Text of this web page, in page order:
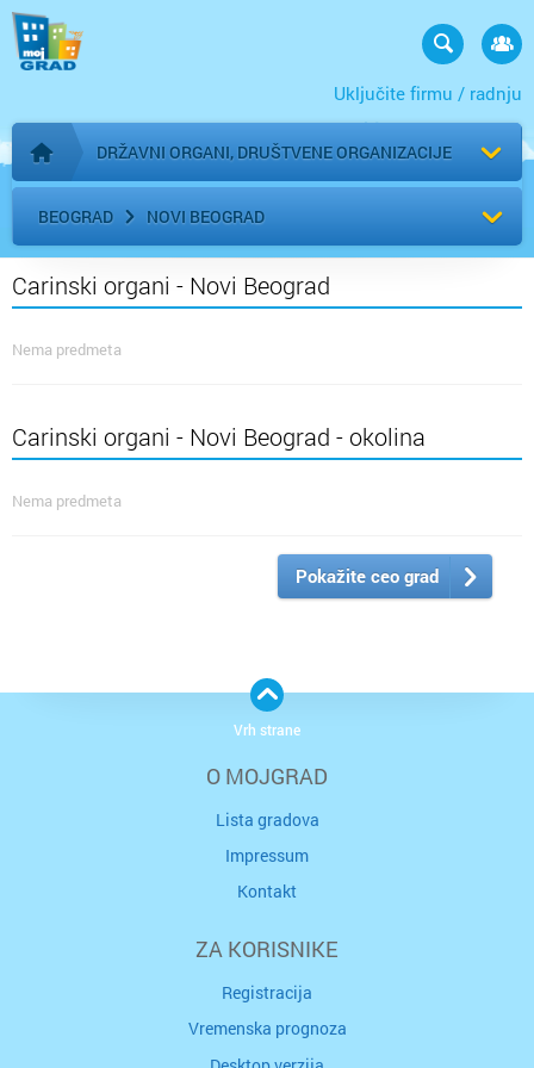
Uključite firmu / radnju
Početna stranica
DRŽAVNI ORGANI, DRUŠTVENE ORGANIZACIJE
BEOGRAD NOVI BEOGRAD
Carinski organi - Novi Beograd
Nema predmeta
Carinski organi - Novi Beograd - okolina
Nema predmeta
Pokažite ceo grad
O MOJGRAD
Lista gradova
Impressum
Kontakt
ZA KORISNIKE
Registracija
Vremenska prognoza
Vrh strane